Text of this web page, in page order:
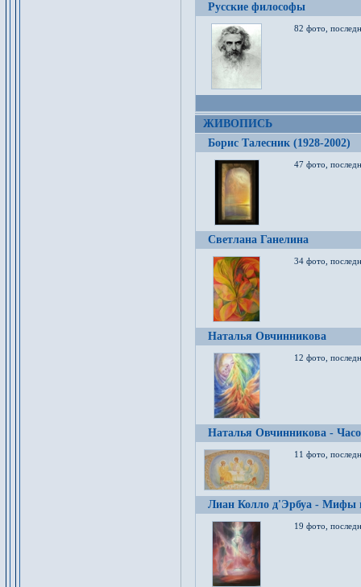
Русские философы
82 фото,
ЖИВОПИСЬ
Борис Талесник (1928-2002)
47 фото,
Светлана Ганелина
34 фото,
Наталья Овчинникова
12 фото,
Наталья Овчинникова -
11 фото,
Лиан Колло д'Эрбуа - Мифы
19 фото,